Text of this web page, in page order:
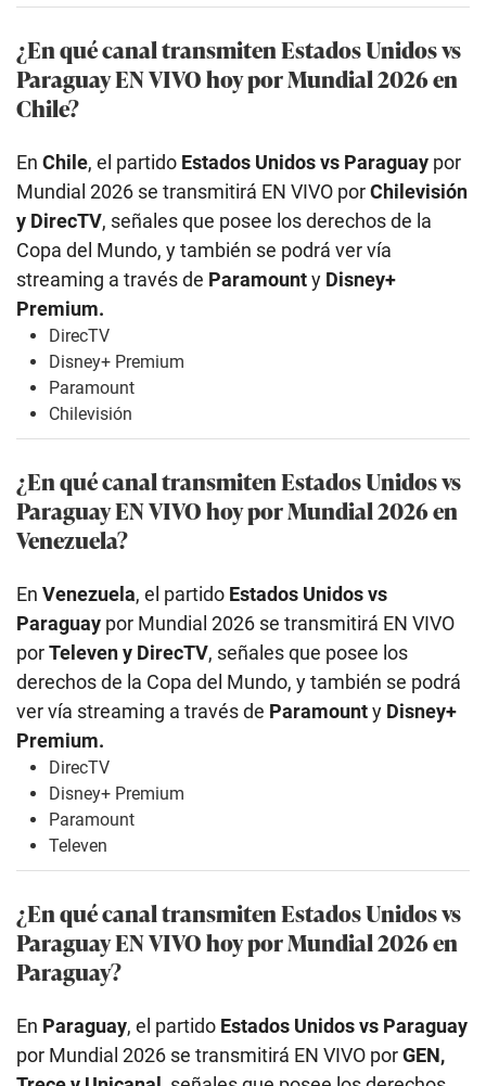
¿En qué canal transmiten Estados Unidosvs
Paraguay EN VIVO hoy por Mundial 2026 en
Chile?
En Chile, el partido Estados Unidosvs Paraguay por
Mundial 2026 se transmitirá EN VIVO porChilevisión
y DirecTV, señales que posee los derechos de la
Copa del Mundo, y también se podrá ver vía
streaming a través de Paramounty Disney+
Premium.
DirecTV
Disney+ Premium
Paramount
Chilevisión
¿En qué canal transmiten Estados Unidosvs
Paraguay EN VIVO hoy por Mundial 2026 en
Venezuela?
En Venezuela, el partido Estados Unidosvs
Paraguay por Mundial 2026 se transmitirá EN VIVO
porTeleven y DirecTV, señales que posee los
derechos de la Copa del Mundo, y también se podrá
ver vía streaming a través de Paramounty Disney+
Premium.
DirecTV
Disney+ Premium
Paramount
Televen
¿En qué canal transmiten Estados Unidosvs
Paraguay EN VIVO hoy por Mundial 2026 en
Paraguay?
En Paraguay, el partido Estados Unidosvs Paraguay
por Mundial 2026 se transmitirá EN VIVO porGEN,